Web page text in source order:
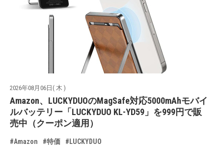
2026年08月06日( 木 )
Amazon、LUCKYDUOのMagSafe対応5000mAhモバイ
ルバッテリー「LUCKYDUO KL-YD59」を999円で販
売中（クーポン適用）
#Amazon #特価 #LUCKYDUO